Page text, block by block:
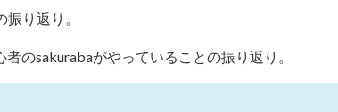
振り返り。
者のsakurabaがやっていることの振り返り。